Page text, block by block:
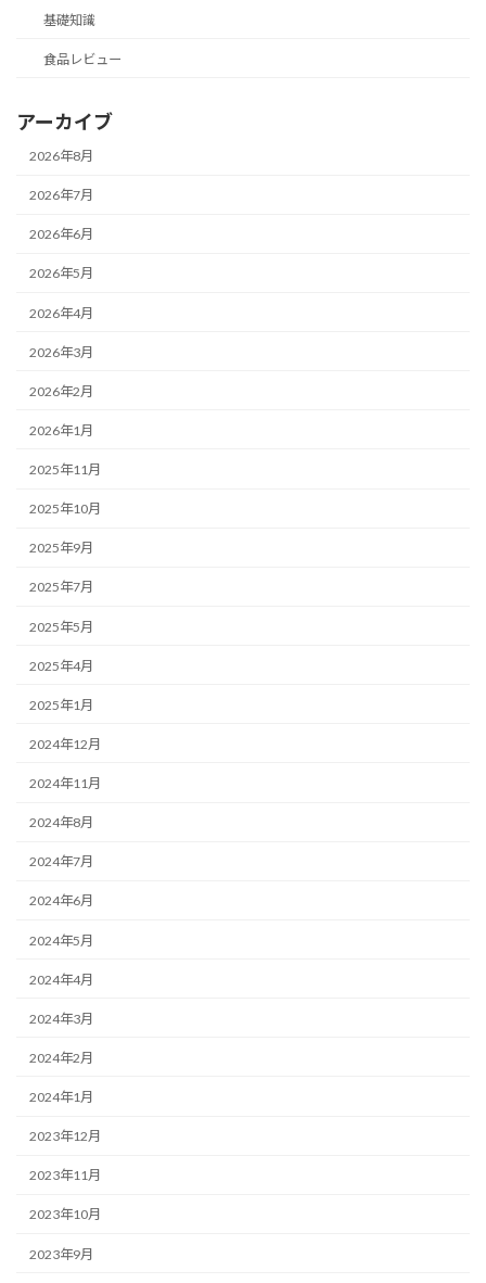
基礎知識
食品レビュー
アーカイブ
2026年8月
2026年7月
2026年6月
2026年5月
2026年4月
2026年3月
2026年2月
2026年1月
2025年11月
2025年10月
2025年9月
2025年7月
2025年5月
2025年4月
2025年1月
2024年12月
2024年11月
2024年8月
2024年7月
2024年6月
2024年5月
2024年4月
2024年3月
2024年2月
2024年1月
2023年12月
2023年11月
2023年10月
2023年9月